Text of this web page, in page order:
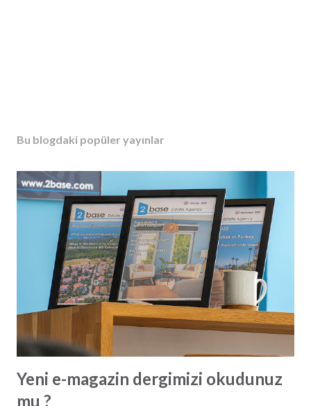
Bu blogdaki popüler yayınlar
Yeni e-magazin dergimizi okudunuz
mu ?